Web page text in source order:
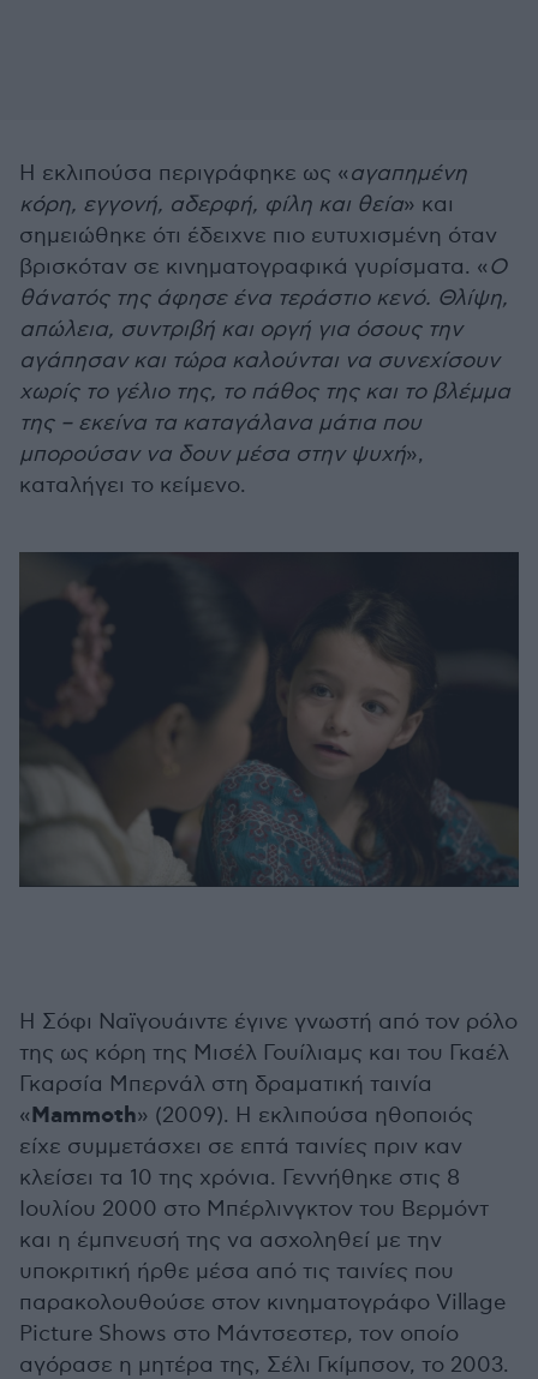
Η εκλιπούσα περιγράφηκε ως «αγαπημένη
κόρη, εγγονή, αδερφή, φίλη και θεία» και
σημειώθηκε ότι έδειχνε πιο ευτυχισμένη όταν
βρισκόταν σε κινηματογραφικά γυρίσματα. «Ο
θάνατός της άφησε ένα τεράστιο κενό. Θλίψη,
απώλεια, συντριβή και οργή για όσους την
αγάπησαν και τώρα καλούνται να συνεχίσουν
χωρίς το γέλιο της, το πάθος της και το βλέμμα
της – εκείνα τα καταγάλανα μάτια που
μπορούσαν να δουν μέσα στην ψυχή»,
καταλήγει το κείμενο.
Η Σόφι Ναϊγουάιντε έγινε γνωστή από τον ρόλο
της ως κόρη της Μισέλ Γουίλιαμς και του Γκαέλ
Γκαρσία Μπερνάλ στη δραματική ταινία
«Mammoth» (2009). Η εκλιπούσα ηθοποιός
είχε συμμετάσχει σε επτά ταινίες πριν καν
κλείσει τα 10 της χρόνια. Γεννήθηκε στις 8
Ιουλίου 2000 στο Μπέρλινγκτον του Βερμόντ
και η έμπνευσή της να ασχοληθεί με την
υποκριτική ήρθε μέσα από τις ταινίες που
παρακολουθούσε στον κινηματογράφο Village
Picture Shows στο Μάντσεστερ, τον οποίο
αγόρασε η μητέρα της, Σέλι Γκίμπσον, το 2003.